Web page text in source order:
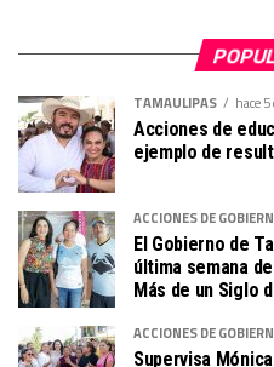
TAMAULIPAS hace
Acciones de
ejemplo de
ACCIONES DE
El Gobierno de
última semana
Más de un Siglo
ACCIONES DE
Supervisa